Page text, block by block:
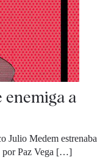
enemiga a
Julio Medem estrenaba
por Paz Vega […]